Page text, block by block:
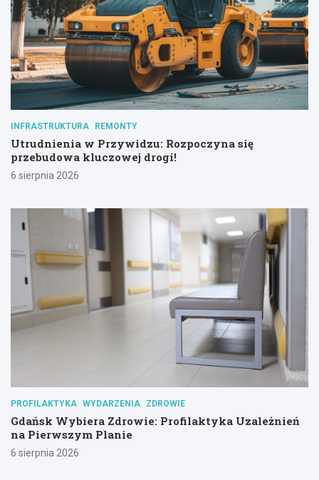
INFRASTRUKTURA REMONTY
Utrudnienia w Przywidzu: Rozpoczyna się
przebudowa kluczowej drogi!
6 sierpnia 2026
PROFILAKTYKA WYDARZENIA ZDROWIE
Gdańsk Wybiera Zdrowie: Profilaktyka Uzależnień
na Pierwszym Planie
6 sierpnia 2026